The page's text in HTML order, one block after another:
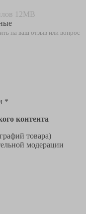
12MB
на ваш отзыв или вопрос
*
контента
товара)
модерации